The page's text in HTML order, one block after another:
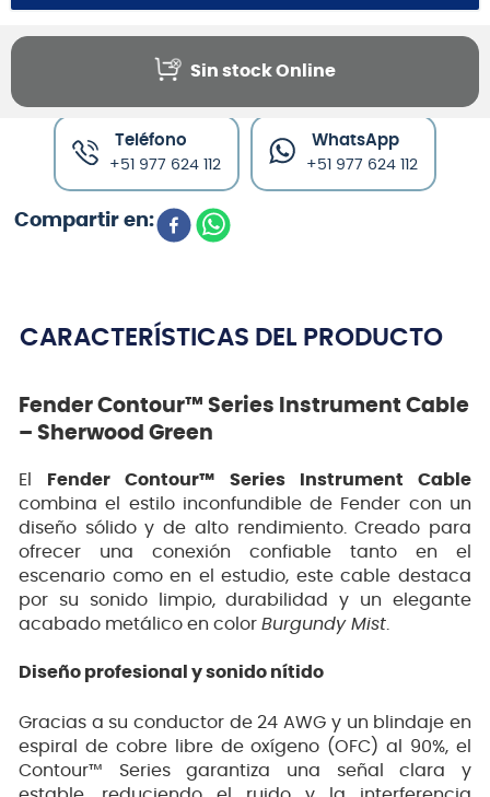
Sin stock Online
Canales de venta y asesoría
Teléfono
+51 977 624 112
WhatsApp
+51 977 624 112
CARACTERÍSTICAS DEL PRODUCTO
Fender Contour™ Series Instrument Cable
– Sherwood Green
El
Fender Contour™ Series Instrument Cable
combina el estilo inconfundible de Fender con un
diseño sólido y de alto rendimiento. Creado para
ofrecer una conexión confiable tanto en el
escenario como en el estudio, este cable destaca
por su sonido limpio, durabilidad y un elegante
acabado metálico en color Burgundy Mist
Diseño profesional y sonido nítido
Gracias a su conductor de 24 AWG y un blindaje en
espiral de cobre libre de oxígeno (OFC) al 90%, el
Contour™ Series garantiza una señal clara y